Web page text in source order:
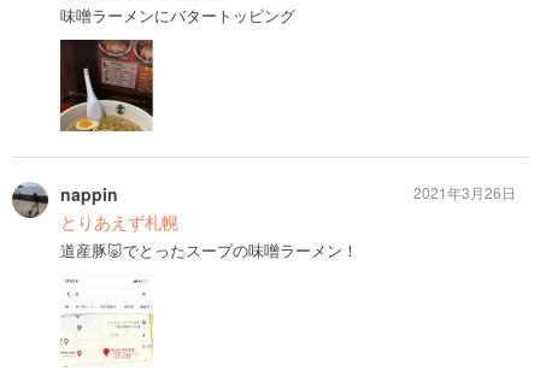
味噌ラーメンにバタートッピング
nappin
とりあえず札幌
道産豚🐷でとったスープの味噌ラーメン！
2021年3月26日